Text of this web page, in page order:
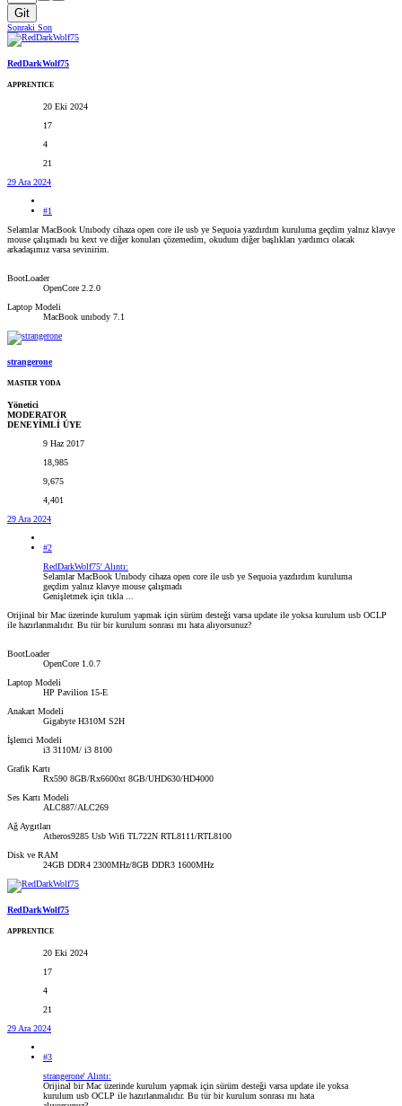
Git
Sonraki Son
RedDarkWolf75
APPRENTICE
20 Eki 2024
17
4
21
29 Ara 2024
#1
Selamlar MacBook Unıbody cihaza open core ile usb ye Sequoia yazdırdım kuruluma geçdim yalnız klavye
mouse çalışmadı bu kext ve diğer konuları çözemedim, okudum diğer başlıkları yardımcı olacak
arkadaşımız varsa sevinirim.
BootLoader
OpenCore 2.2.0
Laptop Modeli
MacBook unıbody 7.1
strangerone
MASTER YODA
Yönetici
MODERATOR
DENEYİMLİ ÜYE
9 Haz 2017
18,985
9,675
4,401
29 Ara 2024
#2
RedDarkWolf75' Alıntı:
Selamlar MacBook Unıbody cihaza open core ile usb ye Sequoia yazdırdım kuruluma
geçdim yalnız klavye mouse çalışmadı
Genişletmek için tıkla ...
Orijinal bir Mac üzerinde kurulum yapmak için sürüm desteği varsa update ile yoksa kurulum usb OCLP
ile hazırlanmalıdır. Bu tür bir kurulum sonrası mı hata alıyorsunuz?
BootLoader
OpenCore 1.0.7
Laptop Modeli
HP Pavilion 15-E
Anakart Modeli
Gigabyte H310M S2H
İşlemci Modeli
i3 3110M/ i3 8100
Grafik Kartı
Rx590 8GB/Rx6600xt 8GB/UHD630/HD4000
Ses Kartı Modeli
ALC887/ALC269
Ağ Aygıtları
Atheros9285 Usb Wifi TL722N RTL8111/RTL8100
Disk ve RAM
24GB DDR4 2300MHz/8GB DDR3 1600MHz
RedDarkWolf75
APPRENTICE
20 Eki 2024
17
4
21
29 Ara 2024
#3
strangerone' Alıntı:
Orijinal bir Mac üzerinde kurulum yapmak için sürüm desteği varsa update ile yoksa
kurulum usb OCLP ile hazırlanmalıdır. Bu tür bir kurulum sonrası mı hata